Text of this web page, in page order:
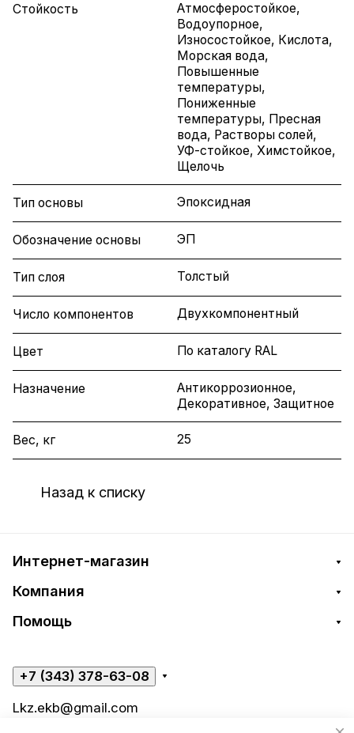
Стойкость
Атмосферостойкое,
Водоупорное,
Износостойкое, Кислота,
Морская вода,
Повышенные
температуры,
Пониженные
температуры, Пресная
вода, Растворы солей,
УФ-стойкое, Химстойкое,
Щелочь
Тип основы Эпоксидная
Обозначение основы ЭП
Тип слоя Толстый
Число компонентов Двухкомпонентный
Цвет По каталогу RAL
Назначение
Антикоррозионное,
Декоративное, Защитное
Вес, кг 25
Назад к списку
Интернет-магазин
Компания
Помощь
+7 (343) 378-63-08
Lkz.ekb@gmail.com